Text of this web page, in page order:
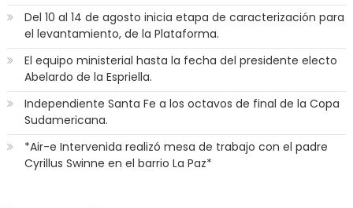
Del 10 al 14 de agosto inicia etapa de caracterización para
el levantamiento, de la Plataforma.
El equipo ministerial hasta la fecha del presidente electo
Abelardo de la Espriella.
Independiente Santa Fe a los octavos de final de la Copa
Sudamericana.
*Air-e Intervenida realizó mesa de trabajo con el padre
Cyrillus Swinne en el barrio La Paz*